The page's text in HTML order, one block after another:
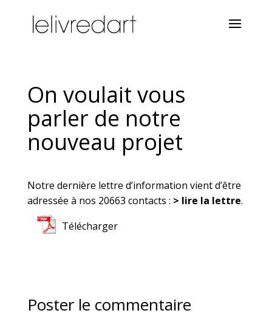
On voulait vous
parler de notre
nouveau projet
Notre dernière lettre d’information vient d’être
adressée à nos 20663 contacts : > lire la lettre.
Télécharger
Poster le commentaire